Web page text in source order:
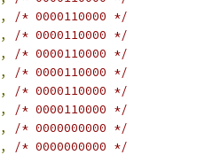
,
/* 0000110000 */
,
/* 0000110000 */
,
/* 0000110000 */
,
/* 0000110000 */
,
/* 0000110000 */
,
/* 0000110000 */
,
/* 0000000000 */
,
/* 0000000000 */